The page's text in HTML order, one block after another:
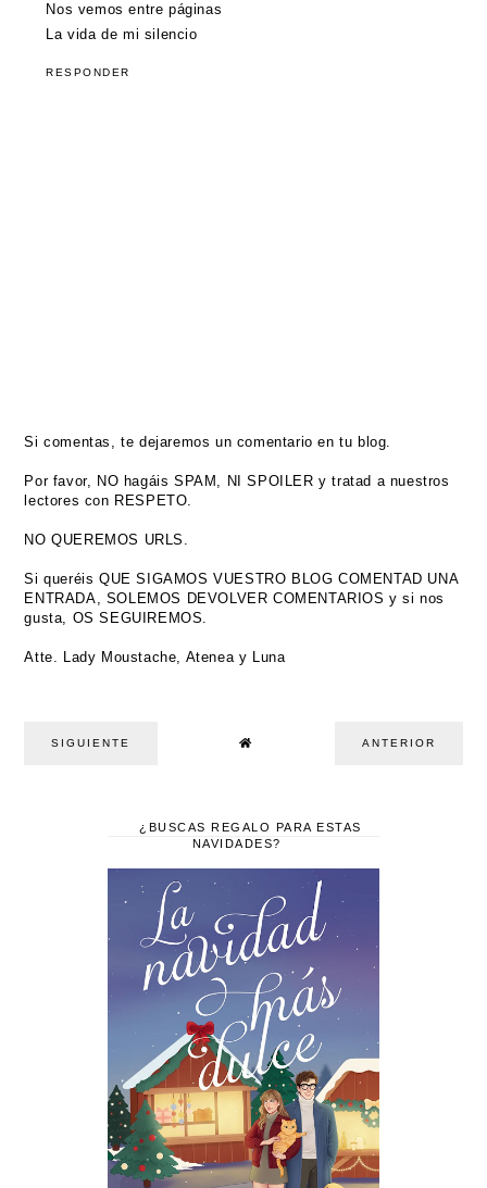
Nos vemos entre páginas
La vida de mi silencio
RESPONDER
Si comentas, te dejaremos un comentario en tu blog.
Por favor, NO hagáis SPAM, NI SPOILER y tratad a nuestros
lectores con RESPETO.
NO QUEREMOS URLS.
Si queréis QUE SIGAMOS VUESTRO BLOG COMENTAD UNA
ENTRADA, SOLEMOS DEVOLVER COMENTARIOS y si nos
gusta, OS SEGUIREMOS.
Atte. Lady Moustache, Atenea y Luna
SIGUIENTE ANTERIOR
¿BUSCAS REGALO PARA ESTAS
NAVIDADES?